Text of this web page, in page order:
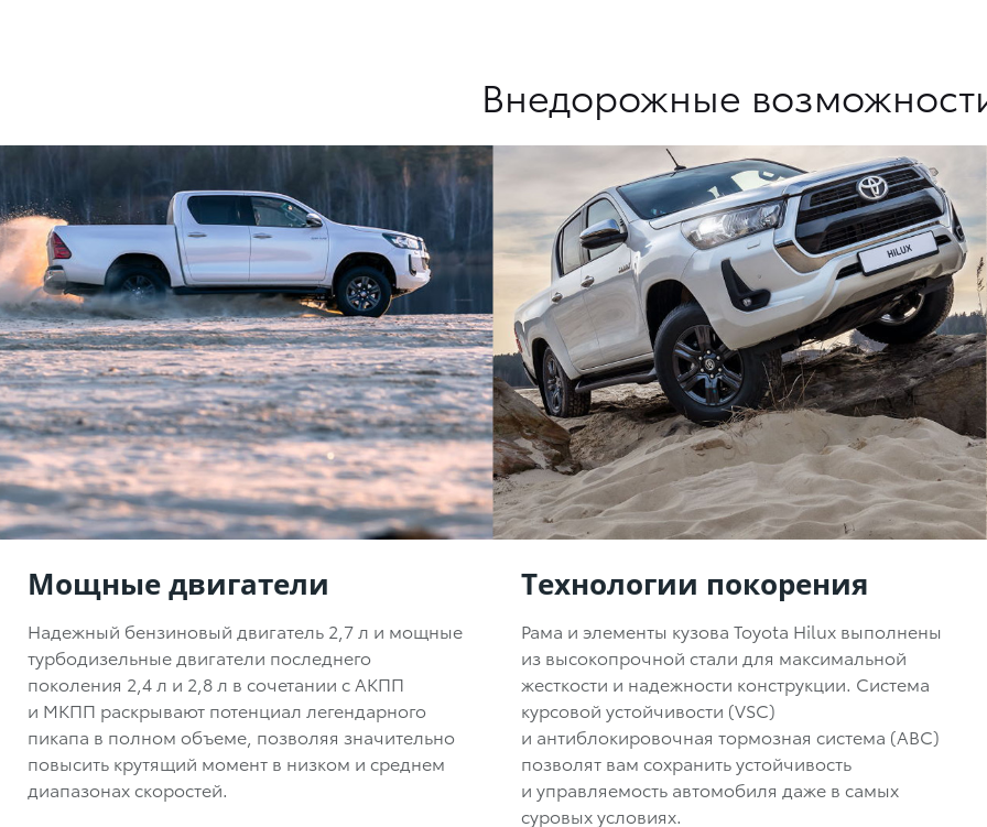
Внедорожные
Мощные двигатели
Надежный бензиновый двигатель 2,7 л и мощные
турбодизельные двигатели последнего
поколения 2,4 л и 2,8 л в сочетании с АКПП
и МКПП раскрывают потенциал легендарного
пикапа в полном объеме, позволяя значительно
повысить крутящий момент в низком и среднем
диапазонах скоростей.
Технологии покорения
Рама и элементы кузова Toyota Hilux выполнены
из высокопрочной стали для максимальной
жесткости и надежности конструкции. Система
курсовой устойчивости (VSC)
и антиблокировочная тормозная система (АВС)
позволят вам сохранить устойчивость
и управляемость автомобиля даже в самых
суровых условиях.